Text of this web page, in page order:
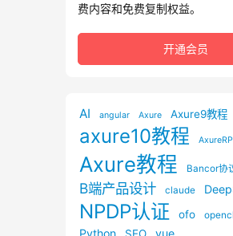
费内容和免费复制权益。
开通会员
AI angular Axure Axure9教程
axure10教程 AxureRP
Axure教程 Bancor协
B端产品设计 claude
NPDP认证 ofo
Python vue